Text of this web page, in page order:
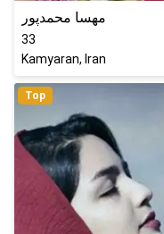
مهسا محمدپور
33
Kamyaran, Iran
Top